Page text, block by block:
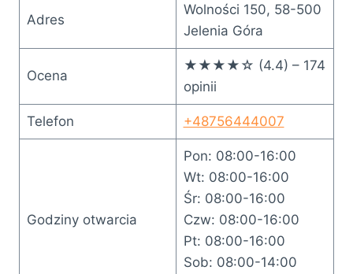
Adres
Wolności 150, 58-500
Jelenia Góra
Ocena
★★★★☆ (4.4) – 174
opinii
Telefon +48756444007
Godziny otwarcia
Pon: 08:00-16:00
Wt: 08:00-16:00
Śr: 08:00-16:00
Czw: 08:00-16:00
Pt: 08:00-16:00
Sob: 08:00-14:00